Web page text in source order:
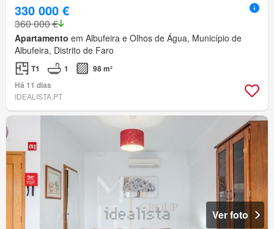
330 000 €
360 000 €
Apartamento em Albufeira e Olhos de Água, Município de
Albufeira, Distrito de Faro
T1 1
98 m²
Há 11 dias
IDEALISTA.PT
Ver foto